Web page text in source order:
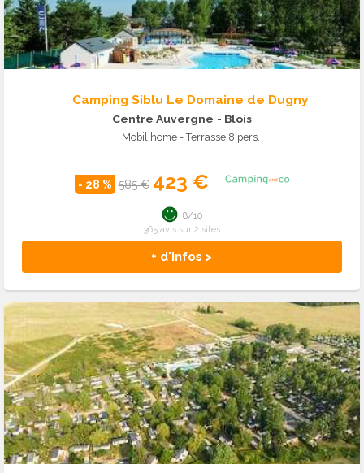
Camping Siblu Le Domaine de Dugny
Centre Auvergne - Blois
Mobil home - Terrasse 8 pers.
- 28 % 585 € 423 €
+ d'infos >
8/10
365 avis sur 2 sites